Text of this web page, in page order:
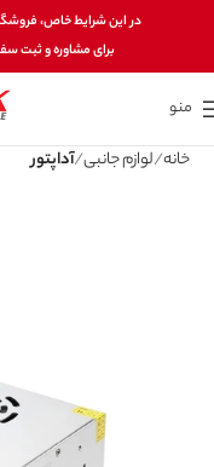
در این شرایط خاص،
برای مشاوره و ثبت
منو
خانه لوازم جانبی آداپتور